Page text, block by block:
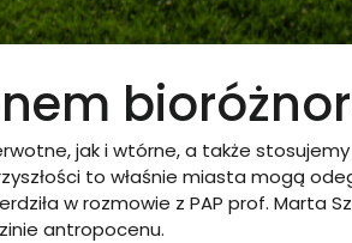
jak i wtórne, a także
to właśnie miasta mogą
w rozmowie z PAP prof. Marta
antropocenu.